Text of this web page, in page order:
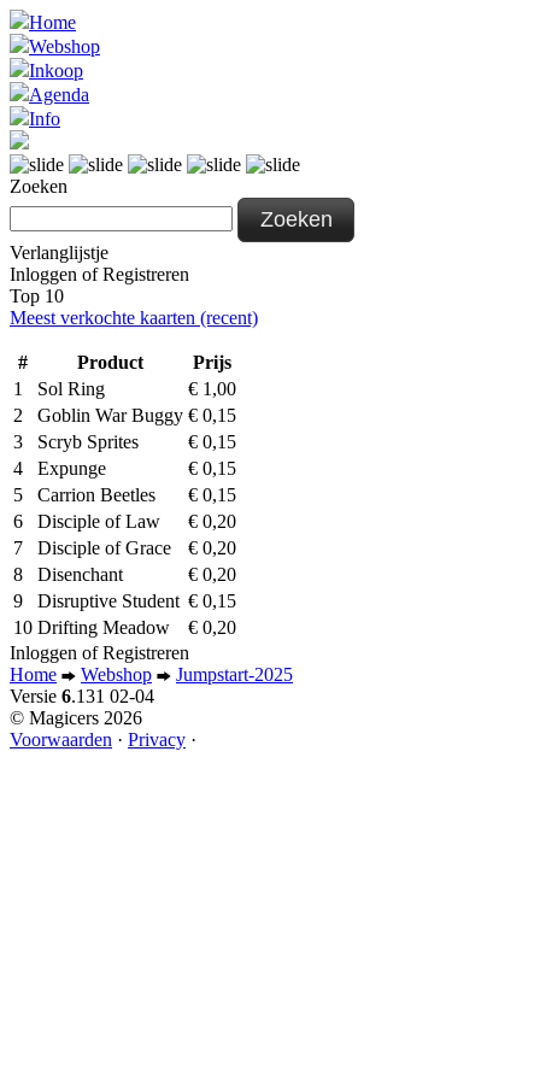
Home
Webshop
Inkoop
Agenda
Info
Zoeken
Zoeken
Verlanglijstje
Inloggen ofRegistreren
Top 10
Meest verkochte kaarten (recent)
# Product
Prijs
1
Sol Ring € 1,00
2
Goblin War Buggy € 0,15
3
Scryb Sprites € 0,15
4
Expunge € 0,15
5
Carrion Beetles € 0,15
6
Disciple of Law € 0,20
7
Disciple of Grace € 0,20
8
Disenchant € 0,20
9
Disruptive Student € 0,15
10 Drifting Meadow € 0,20
Inloggen ofRegistreren
Home
Webshop
Jumpstart-2025
Versie 6.131 02-04
© Magicers 2026
Voorwaarden · Privacy ·